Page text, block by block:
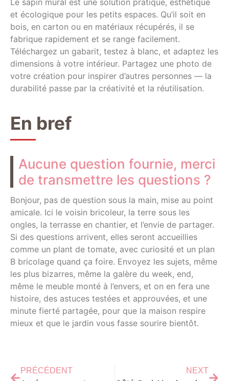
et écologique pour les petits espaces. Qu’il soit en
bois, en carton ou en matériaux récupérés, il se
fabrique rapidement et se range facilement.
Téléchargez un gabarit, testez à blanc, et adaptez les
dimensions à votre intérieur. Partagez une photo de
votre création pour inspirer d’autres personnes — la
durabilité passe par la créativité et la réutilisation.
En bref
Aucune question fournie, merci
de transmettre les questions ?
Bonjour, pas de question sous la main, mise au point
amicale. Ici le voisin bricoleur, la terre sous les
ongles, la terrasse en chantier, et l’envie de partager.
Si des questions arrivent, elles seront accueillies
comme un plant de tomate, avec curiosité et un plan
B bricolage quand ça foire. Envoyez les sujets, même
les plus bizarres, même la galère du week, end,
même le meuble monté à l’envers, et on en fera une
histoire, des astuces testées et approuvées, et une
minute fierté partagée, pour que la maison respire
mieux et que le jardin vous fasse sourire bientôt.
PRÉCÉDENT NEXT